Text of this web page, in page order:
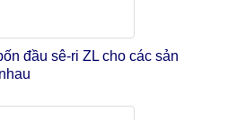
đầu sê-ri ZL cho các sản